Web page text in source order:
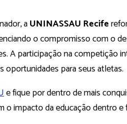
aUNINASSAU Recife
o compromisso com o
A participação na competição
oportunidades para seus atletas.
e fique por dentro de mais
o impacto da educação dentro